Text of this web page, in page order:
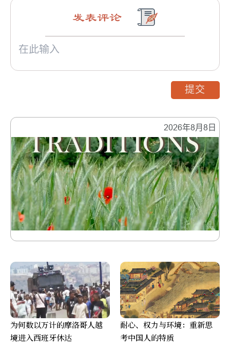
2026年8月8日
发表评论
提交
为何数以万计的摩洛哥人越
境进入西班牙休达
耐心、权力与环境：重新思
考中国人的特质